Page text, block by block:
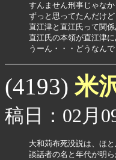
すんません刑事じゃな
ずっと思ってたんだけ
直江津と直江氏って関係
直江氏の本領が直江津
うーん・・・どうなんで
(4193) 米
稿日：02月
大和苅布死没説は、ほ
談話者の名と年代が明